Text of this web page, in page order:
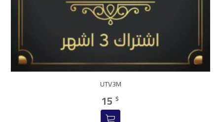
UTV3M
15 $